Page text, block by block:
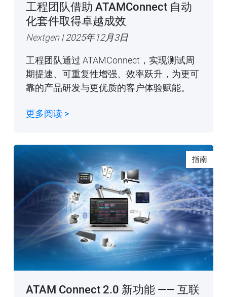
工程团队借助 ATAMConnect 自动
化套件取得卓越成效
Nextgen| 2025年12月3日
工程团队通过 ATAMConnect，实现测试周
期提速、可重复性增强、效率跃升，为更可
靠的产品研发与更优质的客户体验赋能。
更多阅读 >
指南
ATAM Connect 2.0 新功能 —— 互联